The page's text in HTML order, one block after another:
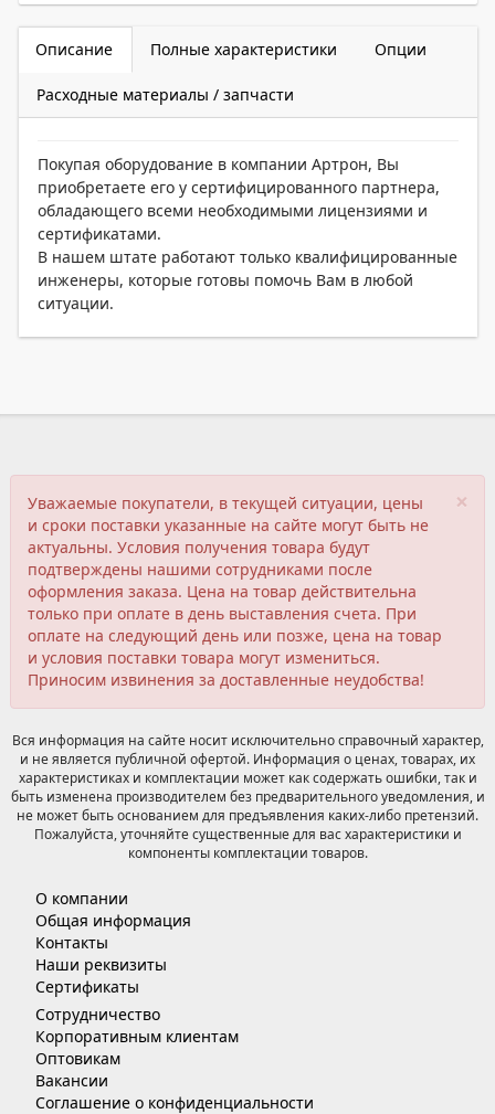
Описание Полные характеристики Опции
Расходные материалы / запчасти
Покупая оборудование в компании Артрон, Вы
приобретаете его у сертифицированного партнера,
обладающего всеми необходимыми лицензиями и
сертификатами.
В нашем штате работают только квалифицированные
инженеры, которые готовы помочь Вам в любой
ситуации.
×
Уважаемые покупатели, в текущей ситуации, цены
и сроки поставки указанные на сайте могут быть не
актуальны. Условия получения товара будут
подтверждены нашими сотрудниками после
оформления заказа. Цена на товар действительна
только при оплате в день выставления счета. При
оплате на следующий день или позже, цена на товар
и условия поставки товара могут измениться.
Приносим извинения за доставленные неудобства!
Вся информация на сайте носит исключительно справочный характер,
и не является публичной офертой. Информация о ценах, товарах, их
характеристиках и комплектации может как содержать ошибки, так и
быть изменена производителем без предварительного уведомления, и
не может быть основанием для предъявления каких-либо претензий.
Пожалуйста, уточняйте существенные для вас характеристики и
компоненты комплектации товаров.
О компании
Общая информация
Контакты
Наши реквизиты
Сертификаты
Сотрудничество
Корпоративным клиентам
Оптовикам
Вакансии
Соглашение о конфиденциальности